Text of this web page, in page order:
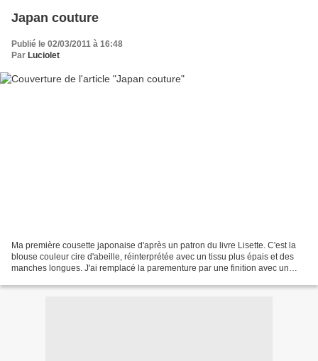
Japan couture
Publié le 02/03/2011 à 16:48
Par Luciolet
Ma première cousette japonaise d'après un patron du livre Lisette. C'est la
blouse couleur cire d'abeille, réinterprétée avec un tissu plus épais et des
manches longues. J'ai remplacé la parementure par une finition avec un